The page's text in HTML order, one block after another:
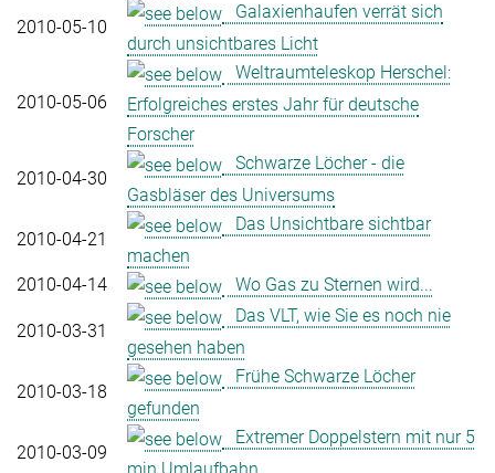
2010-05-10
Galaxienhaufen verrät sich
durch unsichtbares Licht
2010-05-06
Weltraumteleskop Herschel:
Erfolgreiches erstes Jahr für deutsche
Forscher
2010-04-30
Schwarze Löcher - die
Gasbläser des Universums
2010-04-21
Das Unsichtbare sichtbar
machen
2010-04-14
Wo Gas zu Sternen wird...
2010-03-31
Das VLT, wie Sie es noch nie
gesehen haben
2010-03-18
Frühe Schwarze Löcher
gefunden
2010-03-09
Extremer Doppelstern mit nur 5